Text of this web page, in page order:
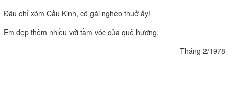
Đâu chỉ xóm Cầu Kinh, cô gái nghèo thuở ấy!
Em đẹp thêm nhiều với tầm vóc của quê hương.
Tháng 2/1978